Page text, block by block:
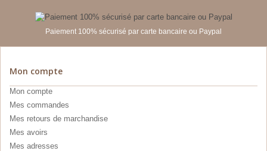
Paiement 100% sécurisé par carte bancaire ou Paypal
Mon compte
Mon compte
Mes commandes
Mes retours de marchandise
Mes avoirs
Mes adresses